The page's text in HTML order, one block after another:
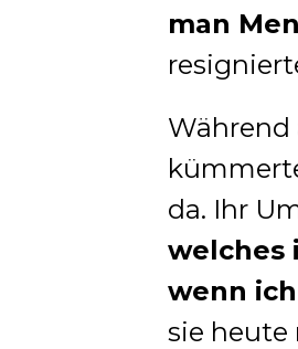
man
Während
da. Ihr
welches
wenn
sie